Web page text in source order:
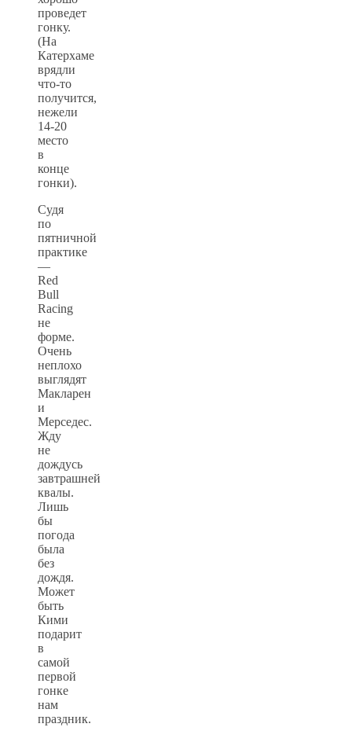
проведет
гонку.
(На
Катерхаме
врядли
что-то
получится,
нежели
14-20
место
в
конце
гонки).
Судя
по
пятничной
практике
—
Red
Bull
Racing
не
форме.
Очень
неплохо
выглядят
Макларен
и
Мерседес.
Жду
не
дождусь
завтрашней
квалы.
Лишь
бы
погода
была
без
дождя.
Может
быть
Кими
подарит
в
самой
первой
гонке
нам
праздник.